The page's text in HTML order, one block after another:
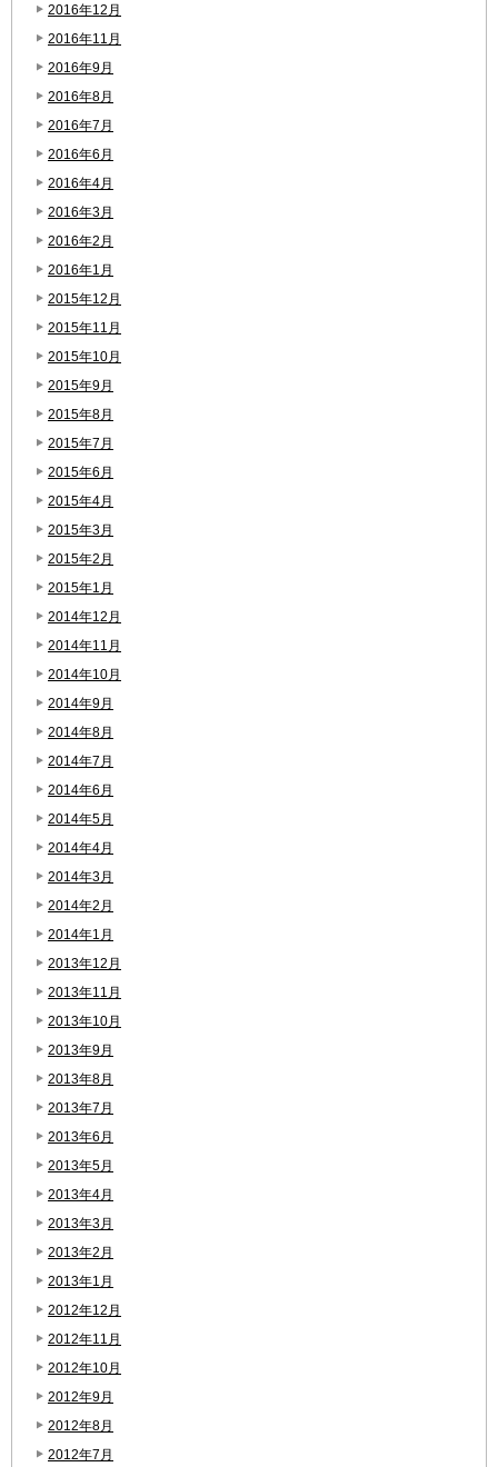
2016年12月
2016年11月
2016年9月
2016年8月
2016年7月
2016年6月
2016年4月
2016年3月
2016年2月
2016年1月
2015年12月
2015年11月
2015年10月
2015年9月
2015年8月
2015年7月
2015年6月
2015年4月
2015年3月
2015年2月
2015年1月
2014年12月
2014年11月
2014年10月
2014年9月
2014年8月
2014年7月
2014年6月
2014年5月
2014年4月
2014年3月
2014年2月
2014年1月
2013年12月
2013年11月
2013年10月
2013年9月
2013年8月
2013年7月
2013年6月
2013年5月
2013年4月
2013年3月
2013年2月
2013年1月
2012年12月
2012年11月
2012年10月
2012年9月
2012年8月
2012年7月